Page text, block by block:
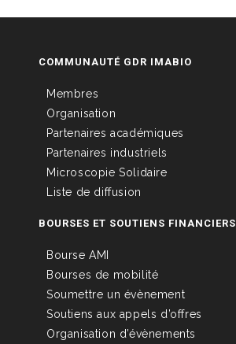
COMMUNAUTÉ GDR IMABIO
Membres
Organisation
Partenaires académiques
Partenaires industriels
Microscopie Solidaire
Liste de diffusion
BOURSES ET SOUTIENS FINANCIERS
Bourse AMI
Bourses de mobilité
Soumettre un évènement
Soutiens aux appels d’offres
Organisation d’évènements